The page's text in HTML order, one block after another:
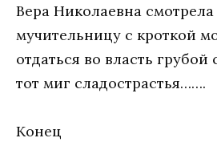
Вера Николаевна
мучительницу с кроткой
отдаться во власть
тот миг сладострастья…….
Конец